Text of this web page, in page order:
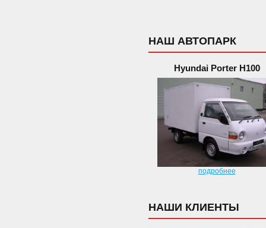
НАШ АВТОПАРК
Hyundai Porter H100
подробнее
НАШИ КЛИЕНТЫ